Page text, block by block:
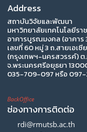
Address
สถาบันวิจัยและพัฒนา
มหาวิทยาลัยเทคโนโลยีร
อาคารบูรณมงคล (อาคาร
เลขที่ 60 หมู่ 3 ถ.สายเอเซีย
(กรุงเทพฯ-นครสวรรค์)
จ.พระนครศรีอยุธยา
035-709-097 หรือ
BackOffice
ช่องทางการติดต่อ
rdi@rmutsb.ac.th